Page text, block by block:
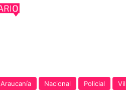
Araucanía Nacional Policial